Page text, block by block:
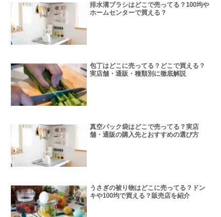
排水溝ブラシはどこで売ってる？100均や
ホームセンターで買える？
包丁はどこに売ってる？どこで買える？
実店舗・通販・種類別に徹底解説
真空パック袋はどこで売ってる？実店
舗・通販の購入先とおすすめの選び方
うさぎの被り物はどこに売ってる？ドン
キや100均で買える？販売店を紹介